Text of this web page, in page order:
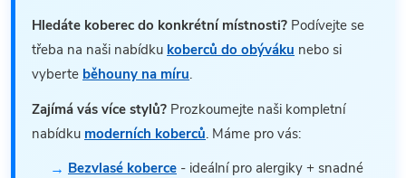
Hledáte koberec do konkrétní místnosti? Podívejte se
třeba na naši nabídku koberců do obýváku nebo si
vyberte běhouny na míru.
Zajímá vás více stylů? Prozkoumejte naši kompletní
nabídku moderních koberců. Máme pro vás:
Bezvlasé koberce - ideální pro alergiky + snadné